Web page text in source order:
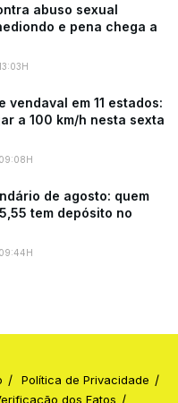
abuso sexual
e pena chega a
vendaval em 11 estados:
a 100 km/h nesta sexta
de agosto: quem
tem depósito no
Política de Privacidade
dos Fatos